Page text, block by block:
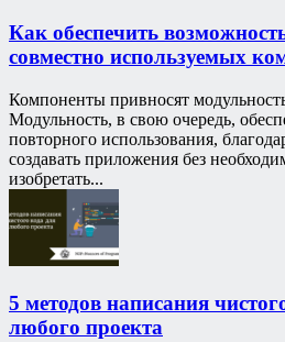
Как обеспечить
совместно используемых
Компоненты привносят
Модульность, в свою очередь,
повторного использования,
создавать приложения без
изобретать...
5 методов написания
любого проекта